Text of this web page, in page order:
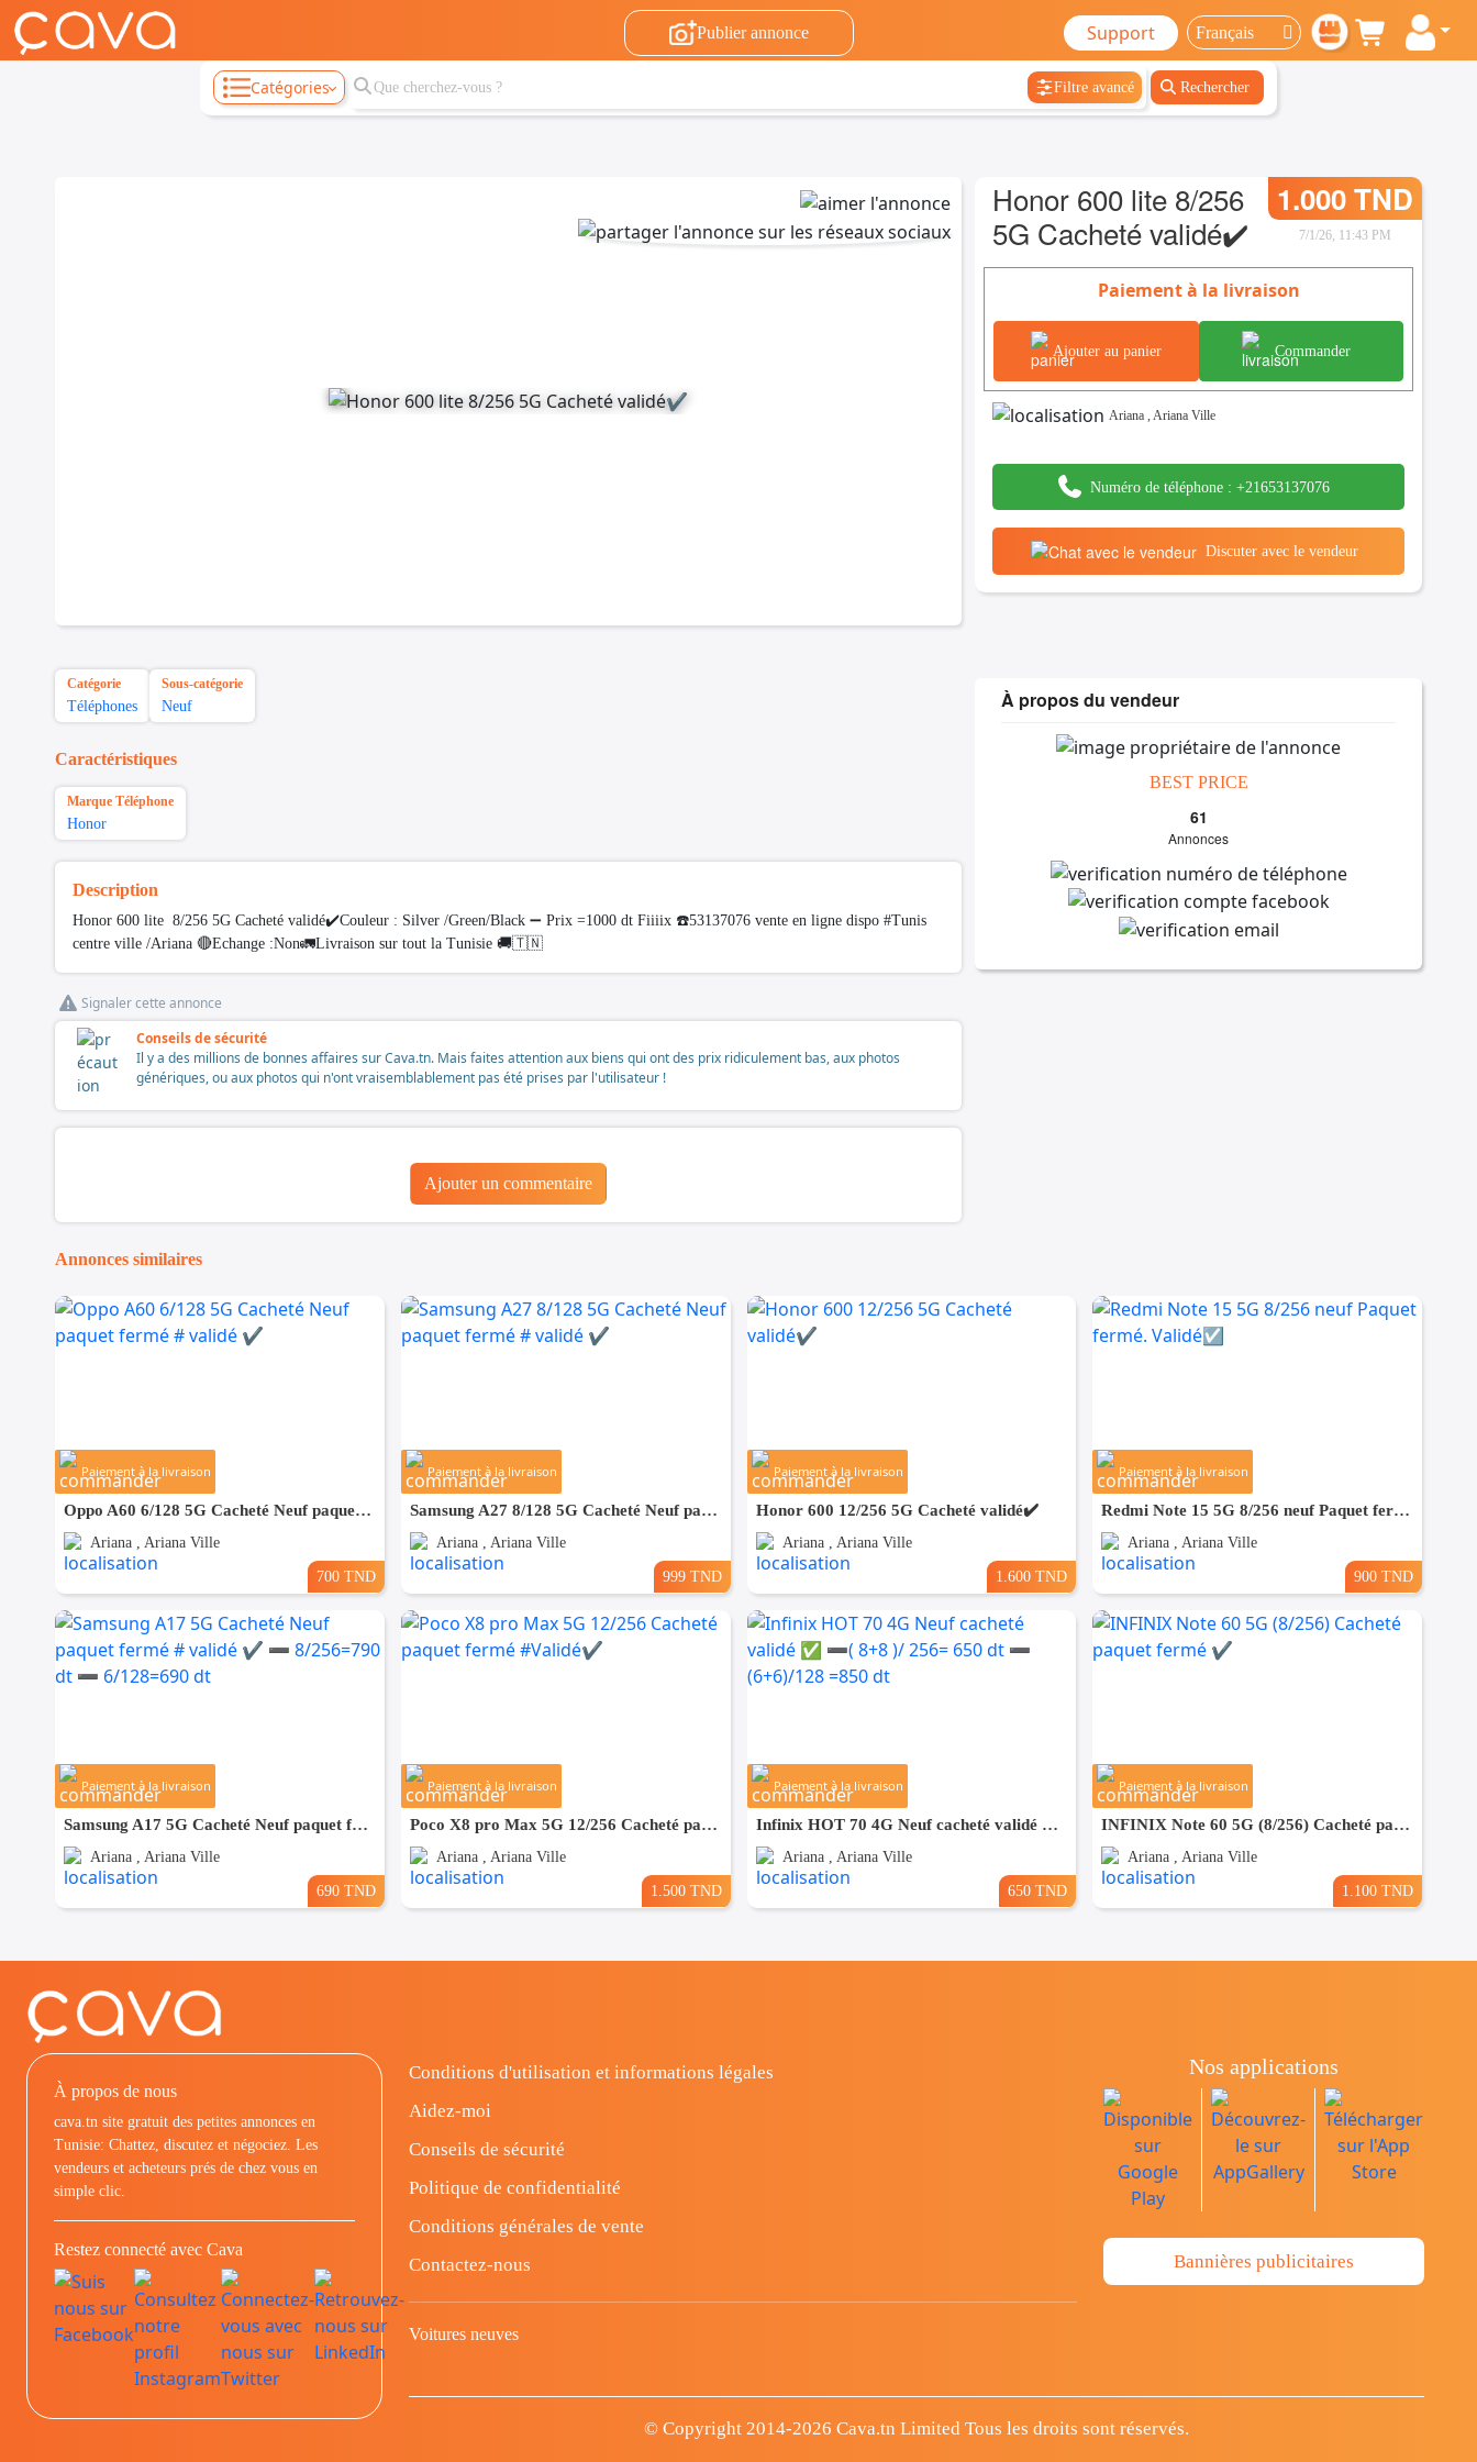
Publier annonce Support
Catégories Filtre avancé Rechercher
Honor 600 lite 8/256
5G Cacheté validé✔️
1.000 TND
7/1/26, 11:43 PM
Paiement à la livraison
Ajouter au panier Commander
Ariana ,Ariana Ville
Numéro de téléphone :+21653137076
Discuter avec le vendeur
Catégorie
Téléphones
Sous-catégorie
Neuf
Caractéristiques
Marque Téléphone
Honor
Description
Honor 600 lite 8/256 5G Cacheté validé✔️Couleur : Silver /Green/Black ➖ Prix =1000 dt Fiiiix ☎️53137076 vente en ligne dispo #Tunis
centre ville /Ariana 🔴Echange :Non🚛Livraison sur tout la Tunisie 🚚🇹🇳
Signaler cette annonce
Conseils de sécurité
Il y a des millions de bonnes affaires sur Cava.tn. Mais faites attention aux biens qui ont des prix ridiculement bas, aux photos
génériques, ou aux photos qui n'ont vraisemblablement pas été prises par l'utilisateur !
Ajouter un commentaire
À propos du vendeur
BEST PRICE
61
Annonces
Annonces similaires
Paiement à la livraison
Oppo A60 6/128 5G Cacheté Neuf paquet fermé # validé ✔️
Ariana , Ariana Ville
700 TND
Paiement à la livraison
Samsung A27 8/128 5G Cacheté Neuf paquet fermé # validé ✔️
Ariana , Ariana Ville
999 TND
Paiement à la livraison
Honor 600 12/256 5G Cacheté validé✔️
Ariana , Ariana Ville
1.600 TND
Paiement à la livraison
Redmi Note 15 5G 8/256 neuf Paquet fermé. Validé☑️
Ariana , Ariana Ville
900 TND
Paiement à la livraison
Samsung A17 5G Cacheté Neuf paquet fermé # validé ✔️ ➖ 8/256=790 dt ➖ 6/128=690 dt
Ariana , Ariana Ville
690 TND
Paiement à la livraison
Poco X8 pro Max 5G 12/256 Cacheté paquet fermé #Validé✔️
Ariana , Ariana Ville
1.500 TND
Paiement à la livraison
Infinix HOT 70 4G Neuf cacheté validé ✅ ➖( 8+8 )/ 256= 650 dt ➖ (6+6)/128 =850 dt
Ariana , Ariana Ville
650 TND
Paiement à la livraison
INFINIX Note 60 5G (8/256) Cacheté paquet fermé ✔️
Ariana , Ariana Ville
1.100 TND
À propos de nous
cava.tn site gratuit des petites annonces en
Tunisie: Chattez, discutez et négociez. Les
vendeurs et acheteurs prés de chez vous en
simple clic.
Restez connecté avec Cava
Conditions d'utilisation et informations légales
Aidez-moi
Conseils de sécurité
Politique de confidentialité
Conditions générales de vente
Contactez-nous
Voitures neuves
Nos applications
Bannières publicitaires
© Copyright 2014-2026 Cava.tn Limited Tous les droits sont réservés.